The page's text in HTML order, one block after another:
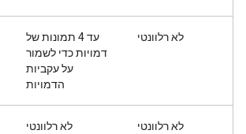
לא רלוונטי
עד 4 תמונות של
דמויות כדי לשמור
על עקביות
הדמויות
לא רלוונטי לא רלוונטי